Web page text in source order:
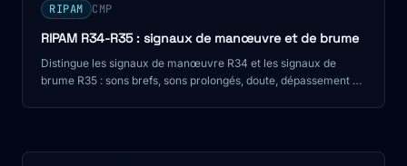
RIPAM CMP
RIPAM R34-R35 : signaux de manœuvre et de brume
Distingue les signaux de manœuvre R34 et les signaux de
brume R35 : sons brefs, sons prolongés, doute, dépassement en